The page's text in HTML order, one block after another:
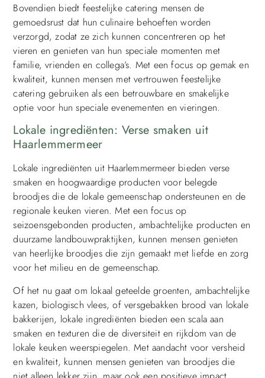
Bovendien biedt feestelijke catering mensen de
gemoedsrust dat hun culinaire behoeften worden
verzorgd, zodat ze zich kunnen concentreren op het
vieren en genieten van hun speciale momenten met
familie, vrienden en collega’s. Met een focus op gemak en
kwaliteit, kunnen mensen met vertrouwen feestelijke
catering gebruiken als een betrouwbare en smakelijke
optie voor hun speciale evenementen en vieringen.
Lokale ingrediënten: Verse smaken uit
Haarlemmermeer
Lokale ingrediënten uit Haarlemmermeer bieden verse
smaken en hoogwaardige producten voor belegde
broodjes die de lokale gemeenschap ondersteunen en de
regionale keuken vieren. Met een focus op
seizoensgebonden producten, ambachtelijke producten en
duurzame landbouwpraktijken, kunnen mensen genieten
van heerlijke broodjes die zijn gemaakt met liefde en zorg
voor het milieu en de gemeenschap.
Of het nu gaat om lokaal geteelde groenten, ambachtelijke
kazen, biologisch vlees, of versgebakken brood van lokale
bakkerijen, lokale ingrediënten bieden een scala aan
smaken en texturen die de diversiteit en rijkdom van de
lokale keuken weerspiegelen. Met aandacht voor versheid
en kwaliteit, kunnen mensen genieten van broodjes die